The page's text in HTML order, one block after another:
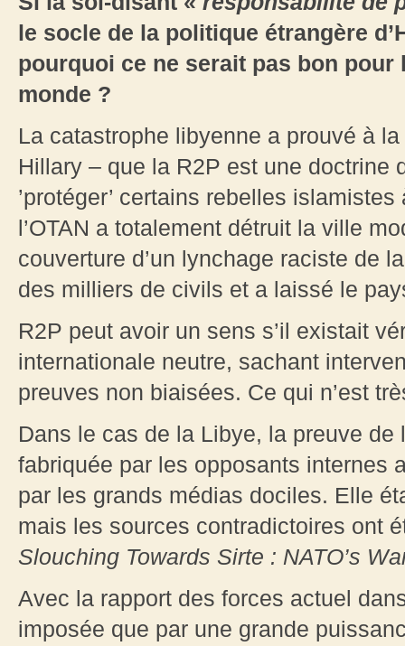
le socle de la politique étrangère
pourquoi ce ne serait pas bon pour
monde ?
La catastrophe libyenne a prouvé à
Hillary – que la R2P est une doctrine
’protéger’ certains rebelles
l’OTAN a totalement détruit la ville
couverture d’un lynchage raciste de
des milliers de civils et a laissé le
R2P peut avoir un sens s’il existait
internationale neutre, sachant
preuves non biaisées. Ce qui n’est
Dans le cas de la Libye, la preuve de
fabriquée par les opposants internes
par les grands médias dociles. Elle
mais les sources contradictoires ont
Slouching Towards Sirte : NATO’s
Avec la rapport des forces actuel
imposée que par une grande